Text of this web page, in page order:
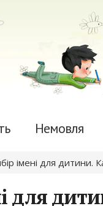
Немовля
імені для дитини.
для